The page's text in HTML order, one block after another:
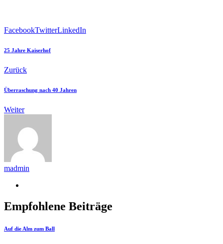
FacebookTwitterLinkedIn
25 Jahre Kaiserhof
Zurück
Überraschung nach 40 Jahren
Weiter
madmin
Empfohlene Beiträge
Auf die Alm zum Ball